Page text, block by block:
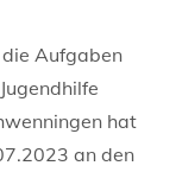
Aufgaben
hat
an den